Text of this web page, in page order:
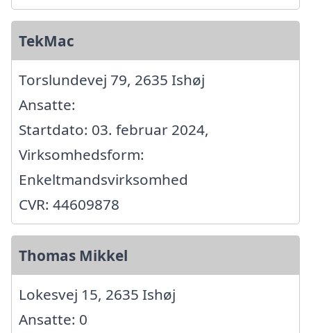
TekMac
Torslundevej 79, 2635 Ishøj
Ansatte:
Startdato: 03. februar 2024,
Virksomhedsform:
Enkeltmandsvirksomhed
CVR: 44609878
Thomas Mikkel
Lokesvej 15, 2635 Ishøj
Ansatte: 0